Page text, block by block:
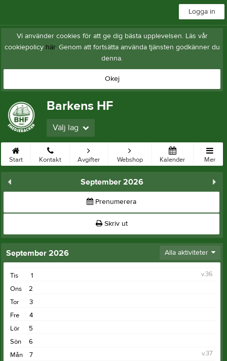
Logga in
Vi använder cookies för att ge dig bästa upplevelsen. Läs vår
cookiepolicy här. Genom att fortsätta använda tjänsten godkänner du
denna.
Okej
Barkens HF
Välj lag
Start Kontakt Avgifter Webshop Kalender Mer
September 2026
Prenumerera
Skriv ut
September 2026 Alla aktiviteter
1
Tis
v.36
2
Ons
3
Tor
4
Fre
5
Lör
6
Sön
7
Mån
v.37